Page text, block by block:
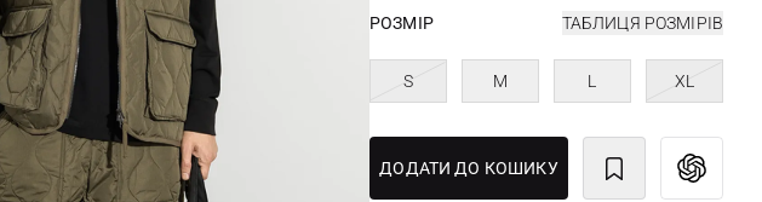
РОЗМІР ТАБЛИЦЯ РОЗМІРІВ
S M L XL
ДОДАТИ ДО КОШИКУ